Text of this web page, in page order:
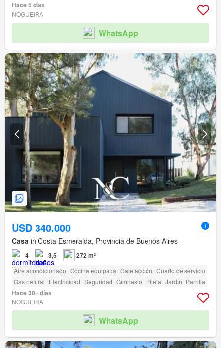
Hace 5 días
NOGUEIRA
WhatsApp
USD 340.000
Casa in Costa Esmeralda, Provincia de Buenos Aires
4 3,5 272 m²
Aire acondicionado Cocina equipada Calefacción Cuarto de servicio
Gas natural Electricidad Seguridad Gimnasio Pileta Jardín Parrilla
Hace 30+ días
NOGUEIRA
WhatsApp